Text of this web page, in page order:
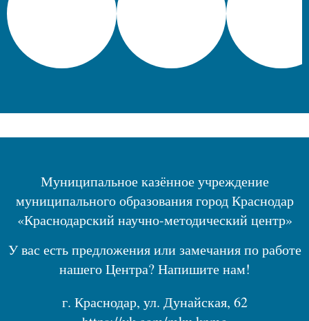
Муниципальное казённое учреждение
муниципального образования город Краснодар
«Краснодарский научно-методический центр»
У вас есть предложения или замечания по работе
нашего Центра? Напишите нам!
г. Краснодар, ул. Дунайская, 62